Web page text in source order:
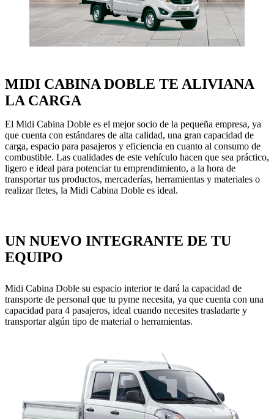
MIDI CABINA DOBLE TE ALIVIANA
LA CARGA
El Midi Cabina Doble es el mejor socio de la pequeña empresa, ya
que cuenta con estándares de alta calidad, una gran capacidad de
carga, espacio para pasajeros y eficiencia en cuanto al consumo de
combustible. Las cualidades de este vehículo hacen que sea práctico,
ligero e ideal para potenciar tu emprendimiento, a la hora de
transportar tus productos, mercaderías, herramientas y materiales o
realizar fletes, la Midi Cabina Doble es ideal.
UN NUEVO INTEGRANTE DE TU
EQUIPO
Midi Cabina Doble su espacio interior te dará la capacidad de
transporte de personal que tu pyme necesita, ya que cuenta con una
capacidad para 4 pasajeros, ideal cuando necesites trasladarte y
transportar algún tipo de material o herramientas.